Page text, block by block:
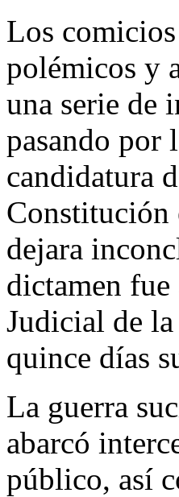
Los
polémicos y
una serie de
pasando por
candidatura
Constitución
dejara
dictamen
Judicial de
quince días
La guerra
abarcó
público, así